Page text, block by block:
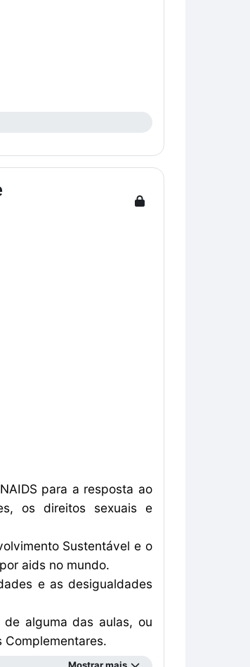
para a resposta ao
os direitos sexuais e
Sustentável e o
aids no mundo.
e as desigualdades
alguma das aulas, ou